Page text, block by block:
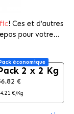
! Ces et d’autres
pour votre
économique
2 x 2 Kg
€
€/Kg